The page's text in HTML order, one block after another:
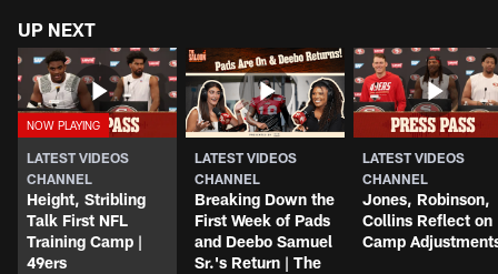
UP NEXT
LATEST VIDEOS
CHANNEL
Height, Stribling
Talk First NFL
Training Camp |
49ers
LATEST VIDEOS
CHANNEL
Breaking Down the
First Week of Pads
and Deebo Samuel
Sr.'s Return | The
LATEST VIDEOS
CHANNEL
Jones, Robinson,
Collins Reflect on
Camp